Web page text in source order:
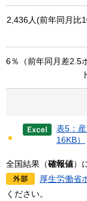
人(前年同月比
％（前年同月差2.5
表5：
16KB）
全国結果（確報値）
厚生労働省
ください。